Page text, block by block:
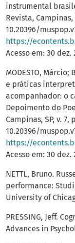
instrumental
Revista, Campinas,
10.20396/
https://
Acesso em: 30 dez.
MODESTO,
e práticas
acompanhador: o
Depoimento do
Campinas, SP, v. 7,
10.20396/
https://
Acesso em: 30 dez.
NETTL, Bruno.
performance:
University of
PRESSING, Jeff.
Advances in